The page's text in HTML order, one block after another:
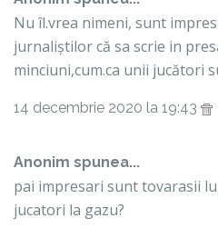
Nu îl.vrea nimeni, sunt
jurnaliștilor că sa scrie in
minciuni,cum.ca unii jucători
14 decembrie 2020 la 19:43
Anonim spunea...
pai impresari sunt tovarasii
jucatori la gazu?